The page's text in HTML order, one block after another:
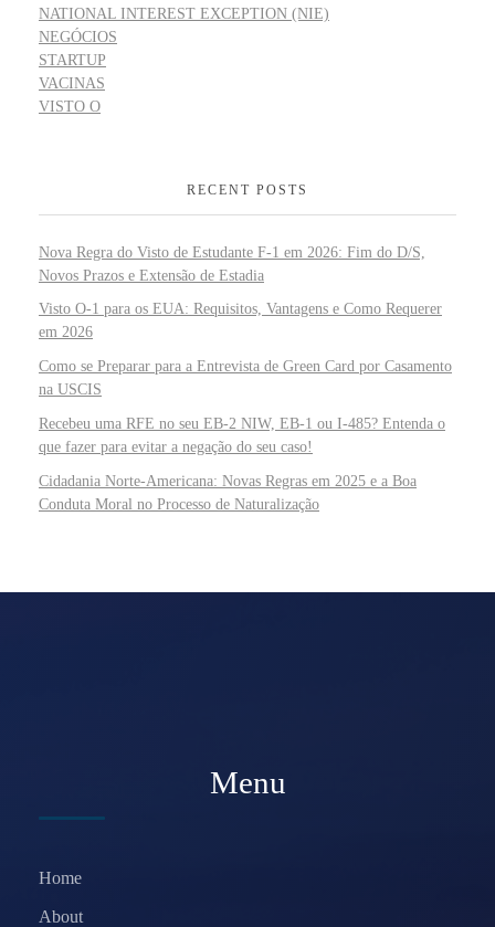
NATIONAL INTEREST EXCEPTION (NIE)
NEGÓCIOS
STARTUP
VACINAS
VISTO O
RECENT POSTS
Nova Regra do Visto de Estudante F-1 em 2026: Fim do D/S,
Novos Prazos e Extensão de Estadia
Visto O-1 para os EUA: Requisitos, Vantagens e Como Requerer
em 2026
Como se Preparar para a Entrevista de Green Card por Casamento
na USCIS
Recebeu uma RFE no seu EB-2 NIW, EB-1 ou I-485? Entenda o
que fazer para evitar a negação do seu caso!
Cidadania Norte-Americana: Novas Regras em 2025 e a Boa
Conduta Moral no Processo de Naturalização
Menu
Home
About